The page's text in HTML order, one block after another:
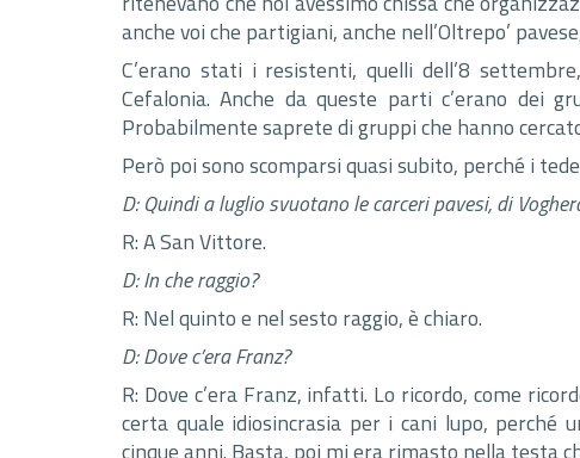
anche voi che partigiani, anche nell’Oltrepo’
C’erano stati i resistenti, quelli dell’8
Cefalonia. Anche da queste parti c’erano dei
Probabilmente saprete di gruppi che hanno
Però poi sono scomparsi quasi subito, perché i
D: Quindi a luglio svuotano le carceri pavesi, di
R: A San Vittore.
D: In che raggio?
R: Nel quinto e nel sesto raggio, è chiaro.
D: Dove c’era Franz?
R: Dove c’era Franz, infatti. Lo ricordo, come
certa quale idiosincrasia per i cani lupo, perché
cinque anni. Basta, poi mi era rimasto nella testa